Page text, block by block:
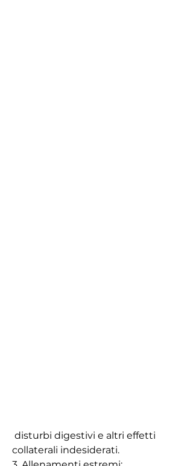
collaterali indesiderati.